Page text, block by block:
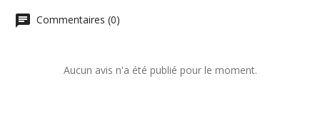
Commentaires (0)
Aucun avis n'a été publié pour le moment.